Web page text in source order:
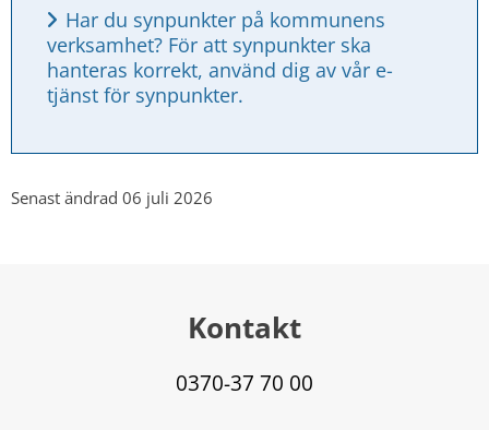
Har du synpunkter på kommunens
verksamhet? För att synpunkter ska
hanteras korrekt, använd dig av vår e-
tjänst för synpunkter.
Senast ändrad 06 juli 2026
Kontakt
0370-37 70 00